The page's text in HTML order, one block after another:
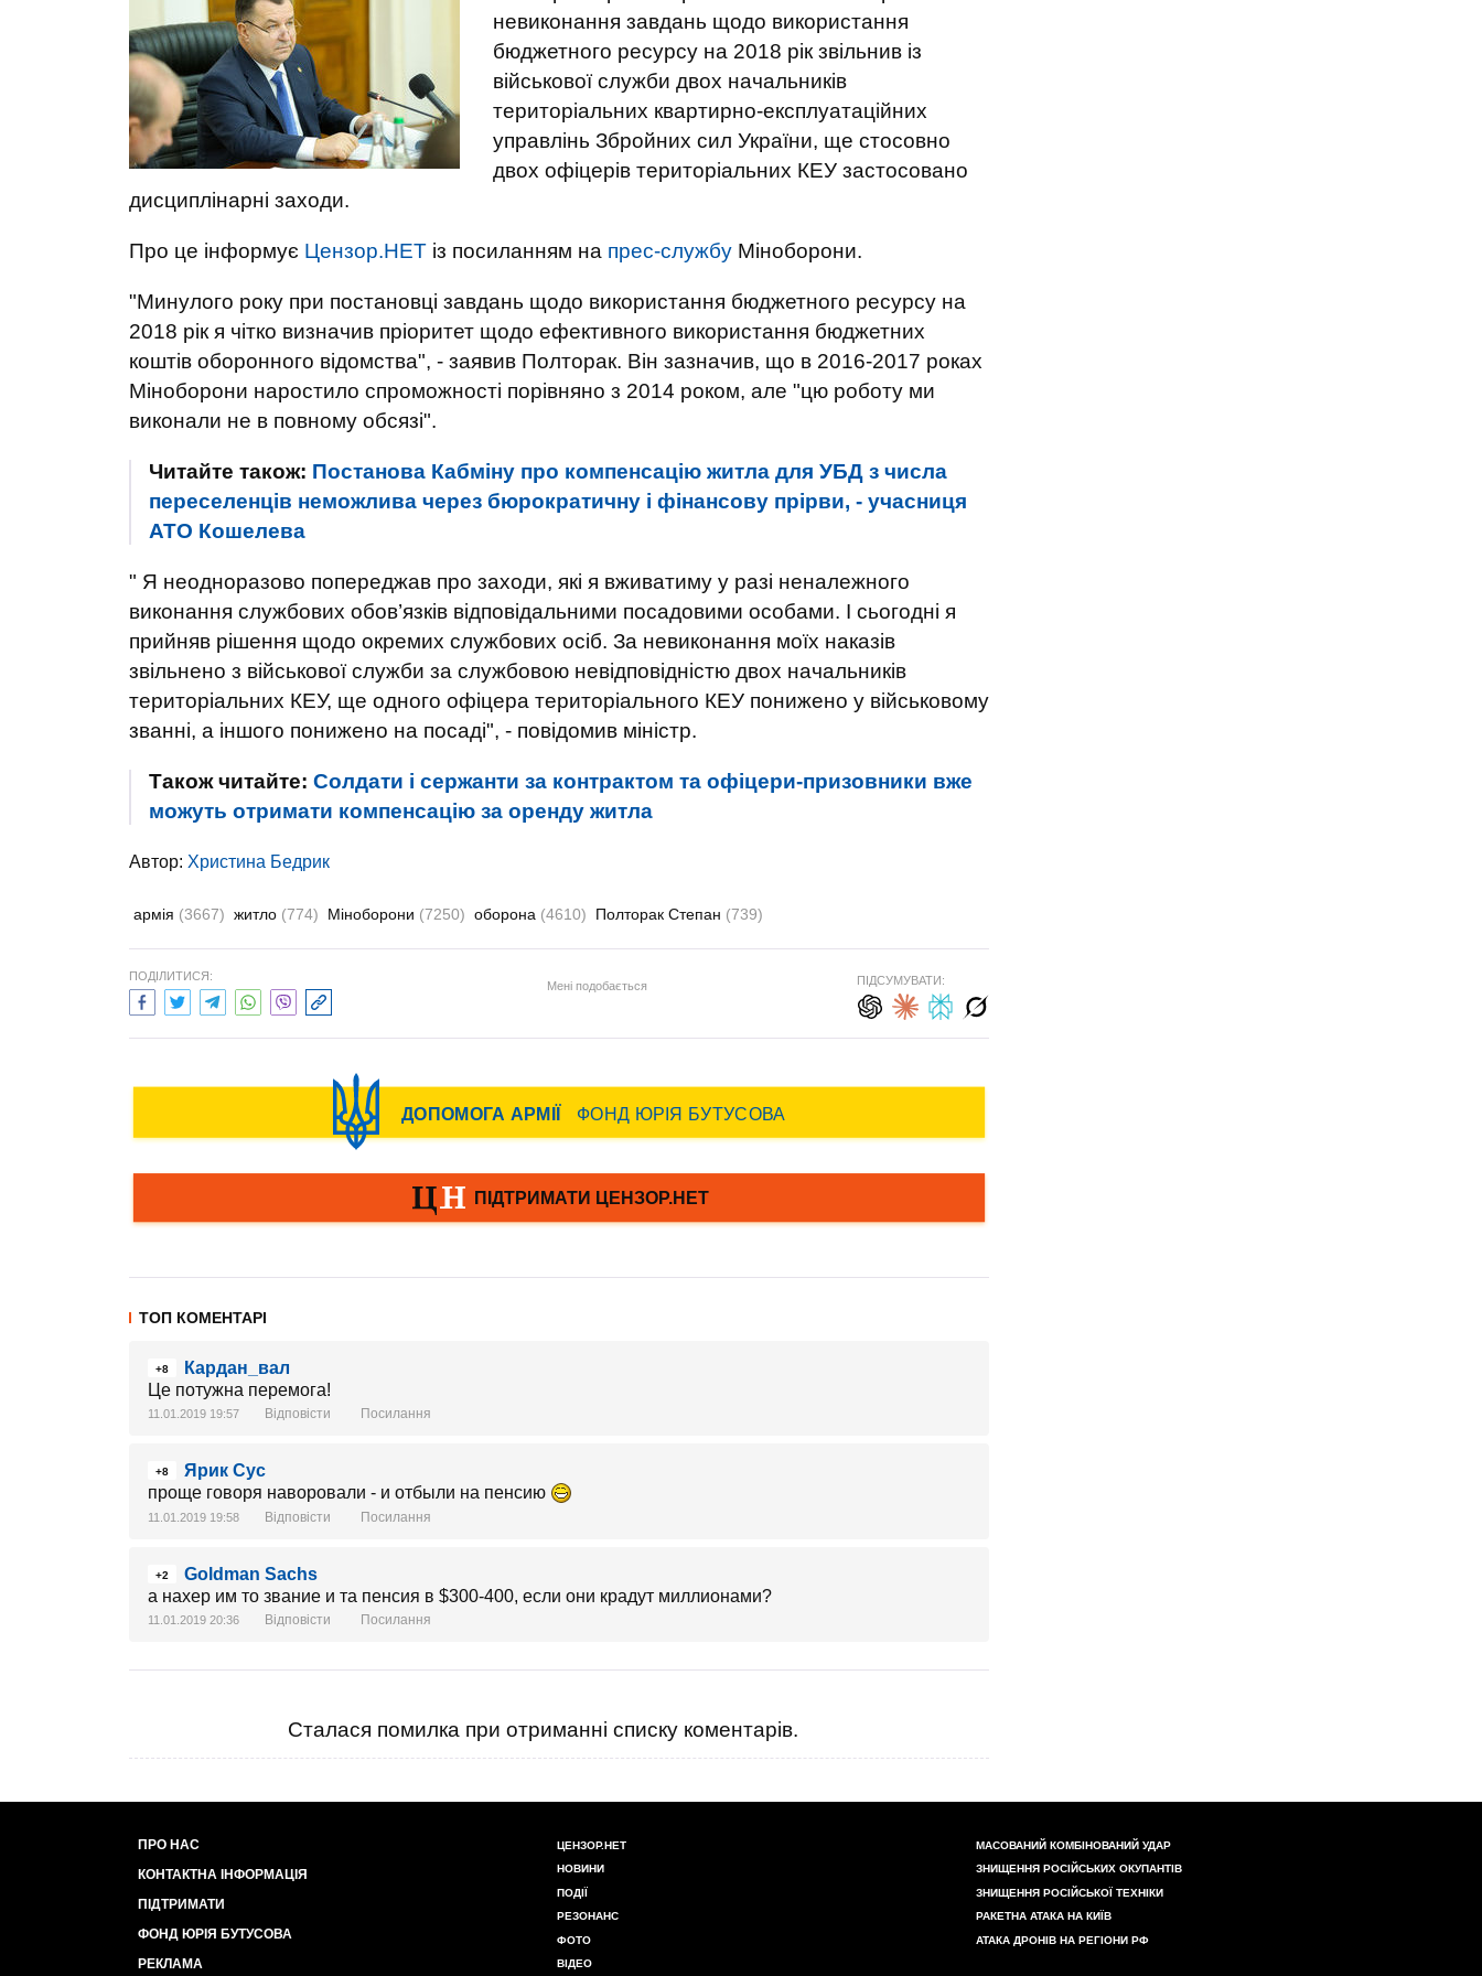
невиконання завдань щодо використання
бюджетного ресурсу на 2018 рік звільнив із
військової служби двох начальників
територіальних квартирно-експлуатаційних
управлінь Збройних сил України, ще стосовно
двох офіцерів територіальних КЕУ застосовано
дисциплінарні заходи.
Про це інформує Цензор.НЕТ із посиланням на прес-службу Міноборони.
"Минулого року при постановці завдань щодо використання бюджетного ресурсу на
2018 рік я чітко визначив пріоритет щодо ефективного використання бюджетних
коштів оборонного відомства", - заявив Полторак. Він зазначив, що в 2016-2017 роках
Міноборони наростило спроможності порівняно з 2014 роком, але "цю роботу ми
виконали не в повному обсязі".
Читайте також: Постанова Кабміну про компенсацію житла для УБД з числа
переселенців неможлива через бюрократичну і фінансову прірви, - учасниця
АТО Кошелева
" Я неодноразово попереджав про заходи, які я вживатиму у разі неналежного
виконання службових обов’язків відповідальними посадовими особами. І сьогодні я
прийняв рішення щодо окремих службових осіб. За невиконання моїх наказів
звільнено з військової служби за службовою невідповідністю двох начальників
територіальних КЕУ, ще одного офіцера територіального КЕУ понижено у військовому
званні, а іншого понижено на посаді", - повідомив міністр.
Також читайте: Солдати і сержанти за контрактом та офіцери-призовники вже
можуть отримати компенсацію за оренду житла
Автор: Христина Бедрик
армія (3667) житло (774) Міноборони (7250) оборона (4610) Полторак Степан (739)
ПОДІЛИТИСЯ:
Мені подобається ПІДСУМУВАТИ:
ТОП КОМЕНТАРІ
+8
Кардан_вал
Це потужна перемога!
11.01.2019 19:57 Відповісти Посилання
+8
Ярик Сус
проще говоря наворовали - и отбыли на пенсию
11.01.2019 19:58 Відповісти Посилання
+2
Goldman Sachs
а нахер им то звание и та пенсия в $300-400, если они крадут миллионами?
11.01.2019 20:36 Відповісти Посилання
Сталася помилка при отриманні списку коментарів.
ПРО НАС
КОНТАКТНА ІНФОРМАЦІЯ
ПІДТРИМАТИ
ФОНД ЮРІЯ БУТУСОВА
РЕКЛАМА
ЦЕНЗОР.НЕТ
НОВИНИ
ПОДІЇ
РЕЗОНАНС
ФОТО
ВІДЕО
МАСОВАНИЙ КОМБІНОВАНИЙ УДАР
ЗНИЩЕННЯ РОСІЙСЬКИХ ОКУПАНТІВ
ЗНИЩЕННЯ РОСІЙСЬКОЇ ТЕХНІКИ
РАКЕТНА АТАКА НА КИЇВ
АТАКА ДРОНІВ НА РЕГІОНИ РФ